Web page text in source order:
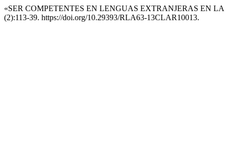
«SER COMPETENTES EN LENGUAS EXTRANJERAS EN
(2):113-39. https://doi.org/10.29393/RLA63-13CLAR10013.